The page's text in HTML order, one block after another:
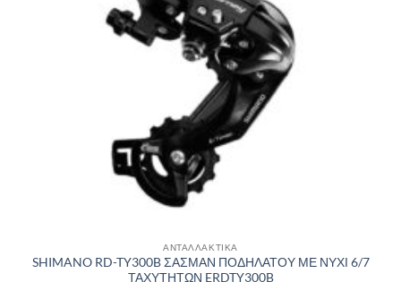
ΑΝΤΑΛΛΑΚΤΙΚΑ
SHIMANO RD-TY300B ΣΑΣΜΑΝ ΠΟΔΗΛΑΤΟΥ ΜΕ ΝΥΧΙ 6/7
ΤΑΧΥΤΗΤΩΝ ERDTY300B